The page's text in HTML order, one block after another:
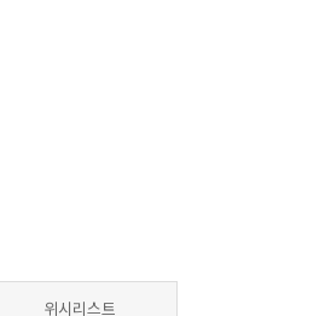
위시리스트